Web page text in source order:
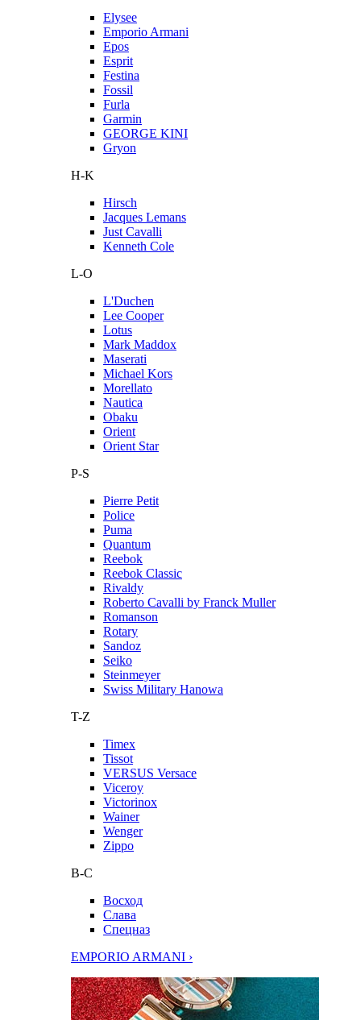
Elysee
Emporio Armani
Epos
Esprit
Festina
Fossil
Furla
Garmin
GEORGE KINI
Gryon
H-K
Hirsch
Jacques Lemans
Just Cavalli
Kenneth Cole
L-O
L'Duchen
Lee Cooper
Lotus
Mark Maddox
Maserati
Michael Kors
Morellato
Nautica
Obaku
Orient
Orient Star
P-S
Pierre Petit
Police
Puma
Quantum
Reebok
Reebok Classic
Rivaldy
Roberto Cavalli by Franck Muller
Romanson
Rotary
Sandoz
Seiko
Steinmeyer
Swiss Military Hanowa
T-Z
Timex
Tissot
VERSUS Versace
Viceroy
Victorinox
Wainer
Wenger
Zippo
В-С
Восход
Слава
Спецназ
EMPORIO ARMANI ›